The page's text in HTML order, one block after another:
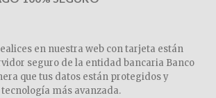
en nuestra web con tarjeta están
seguro de la entidad bancaria Banco
que tus datos están protegidos y
más avanzada.